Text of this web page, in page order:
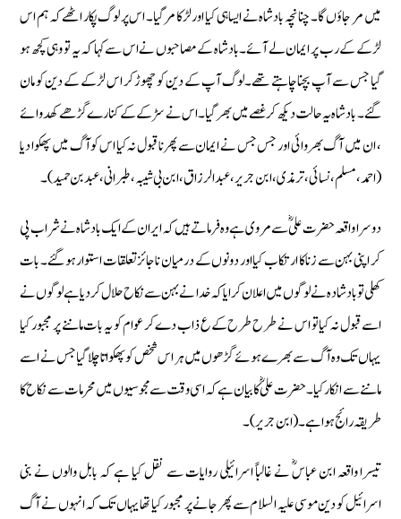
میں مر جا ؤں گا۔ چنانچہ بادشاہ نے ایسا ہی کیا اور لڑکا مر گیا۔ اس پر لوگ پکار اٹھے کہ ہم اس
لڑکے کے رب پر ایمان لے آئے۔ بادشاہ کے مصاحبوں نے اس سے کہا کہ یہ تو وہی کچھ ہو
گیا جس سے آپ بچنا چاہتے تھے۔ لوگ آپ کے دین کو چھوڑ کر اس لڑکے کے دین کو مان
گئے۔ بادشاہ یہ حالت دیکھ کر غصے میں بھر گیا۔ اس نے سڑکے کے کنارے گڑھے کھدوائے
، ان میں آگ بھروائی اور جس جس نے ایمان سے پھرنا قبول نہ کیا اس کو آگ میں پھکوا دیا
(احمد، مسلم، نسائی، ترمذی، ابن جریر، عبدالرزاق، ابن بی شیبہ، طبرانی، عبد بن حمید)۔
دوسرا واقعہ حضرت علیؓ سے مروی ہے وہ فرماتے ہیں کہ ایران کے ایک بادشاہ نے شراب پی
کر اپنی بہن سے زنا کا ارتکاب کیا اور دونوں کے درمیان ناجائز تعلقات استوار ہو گئے۔ بات
کھلی تو بادشادہ نے لوگوں میں اعلان کرایا کہ خدا نے بہن سے نکاح حلال کر دیا ہے لوگوں نے
اسے قبول نہ کیا تو اس نے طرح طرح کے ع ذاب دے کر عوام کو یہ بات ماننے پر مجبور کیا
یہاں تک وہ آگ سے بھرے ہوئے گڑھوں میں ہر اس شخص کو پھکواتا چلا گیا جس نے اسے
ماننے سے انکار کیا۔ حضرت علی ؓ کا بیان ہے کہ اسی وقت سے مجوسیوں میں محرمات سے نکاح کا
طریقہ رائج ہوا ہے۔ (ابن جریر)۔
تیسرا واقعہ ابن عباسؓ نے غالباً اسرائیلی روایات سے نقل کیا ہے کہ بابل والوں نے بنی
اسرائیل کو دین موسی علیہ السلام سے پھر جانے پر مجبور کیا تھا یہاں تک کہ انہوں نے آگ